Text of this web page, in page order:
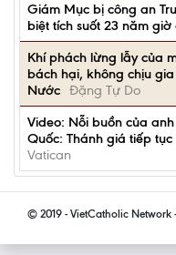
Giám Mục bị công an
biệt tích suốt 23 năm giờ
Khí phách lừng lẫy của
bách hại, không chịu
Nước Đặng Tự Do
Video: Nỗi buồn của
Quốc: Thánh giá tiếp
Vatican
© 2019 - VietCatholic Network